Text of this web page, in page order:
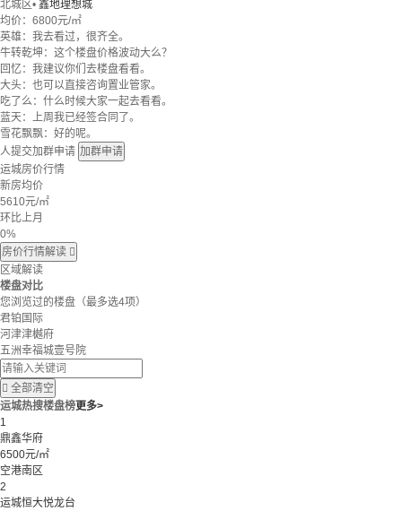
北城区• 鑫地理想城
均价： 6800元/㎡
英雄：我去看过，很齐全。
牛转乾坤：这个楼盘价格波动大么？
回忆：我建议你们去楼盘看看。
大头：也可以直接咨询置业管家。
吃了么：什么时候大家一起去看看。
蓝天：上周我已经签合同了。
雪花飘飘：好的呢。
人提交加群申请 加群申请
运城房价行情
新房均价
5610元/㎡
环比上月
0%
房价行情解读 
区域解读
楼盘对比
您浏览过的楼盘 （最多选4项）
君铂国际
河津津樾府
五洲幸福城壹号院
 全部清空
运城热搜楼盘榜更多>
1
鼎鑫华府
6500元/㎡
空港南区
2
运城恒大悦龙台